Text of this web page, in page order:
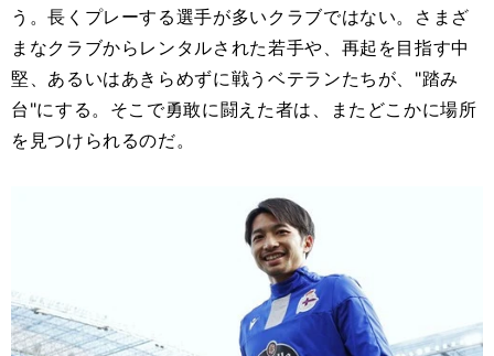
う。長くプレーする選手が多いクラブではない。さまざ
まなクラブからレンタルされた若手や、再起を目指す中
堅、あるいはあきらめずに戦うベテランたちが、"踏み
台"にする。そこで勇敢に闘えた者は、またどこかに場所
を見つけられるのだ。